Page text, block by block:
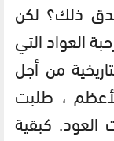
ذلك؟ لكن
العواد التي
من أجل
، طلبت
العود. كبقية